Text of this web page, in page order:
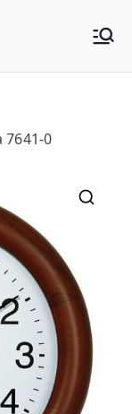
7641-0